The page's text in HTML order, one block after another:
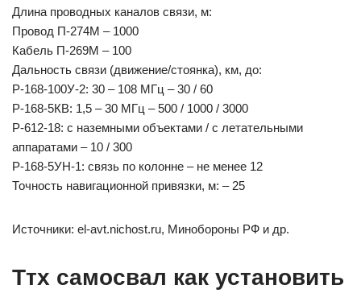
Длина проводных каналов связи, м:
Провод П-274М – 1000
Кабель П-269М – 100
Дальность связи (движение/стоянка), км, до:
Р-168-100У-2: 30 – 108 МГц – 30 / 60
Р-168-5КВ: 1,5 – 30 МГц – 500 / 1000 / 3000
Р-612-18: с наземными объектами / с летательными
аппаратами – 10 / 300
Р-168-5УН-1: связь по колонне – не менее 12
Точность навигационной привязки, м: – 25
Источники: el-avt.nichost.ru, Минобороны РФ и др.
Ттх самосвал как установить